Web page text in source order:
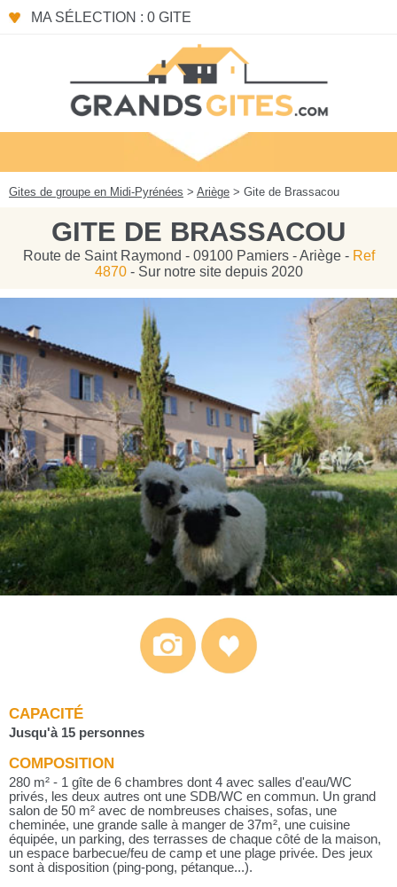
MA SÉLECTION : 0 GITE
Gites de groupe en Midi-Pyrénées > Ariège > Gite de Brassacou
GITE DE BRASSACOU
Route de Saint Raymond - 09100 Pamiers - Ariège - Ref
4870- Sur notre site depuis 2020
CAPACITÉ
Jusqu'à 15 personnes
COMPOSITION
280 m² - 1 gîte de 6 chambres dont 4 avec salles d'eau/WC
privés, les deux autres ont une SDB/WC en commun. Un grand
salon de 50 m² avec de nombreuses chaises, sofas, une
cheminée, une grande salle à manger de 37m², une cuisine
équipée, un parking, des terrasses de chaque côté de la maison,
un espace barbecue/feu de camp et une plage privée. Des jeux
sont à disposition (ping-pong, pétanque...).
Panneau de gestion des cookies